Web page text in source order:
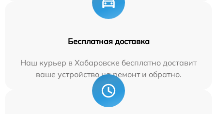
Бесплатная доставка
Наш курьер в Хабаровске бесплатно доставит
ваше устройство на ремонт и обратно.